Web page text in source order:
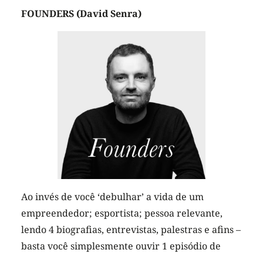
FOUNDERS (David Senra)
Ao invés de você ‘debulhar’ a vida de um
empreendedor; esportista; pessoa relevante,
lendo 4 biografias, entrevistas, palestras e afins –
basta você simplesmente ouvir 1 episódio de